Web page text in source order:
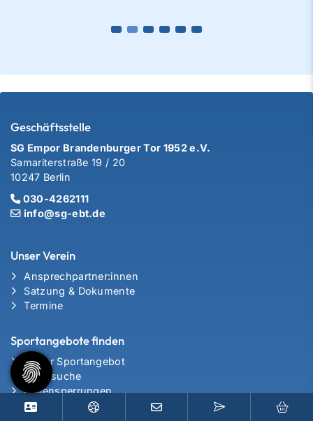
Geschäftsstelle
SG Empor Brandenburger Tor 1952 e.V.
Samariterstraße 19 / 20
10247 Berlin
030-4262111
info@sg-ebt.de
Unser Verein
Ansprechpartner:innen
Satzung & Dokumente
Termine
Sportangebote finden
Unser Sportangebot
Sportsuche
Hallensperrungen